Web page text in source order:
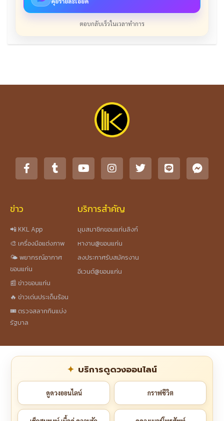
ตอบกลับเร็วในเวลาทำการ
ข่าว
📲 KKL App
🎨 เครื่องมือแต่งภาพ
🌤️ พยากรณ์อากาศ
ขอนแก่น
📰 ข่าวขอนแก่น
🔥 ข่าวเด่นประเด็นร้อน
🎟️ ตรวจสลากกินแบ่ง
รัฐบาล
บริการสำคัญ
มุมสมาชิกขอนแก่นลิงก์
หางาน@ขอนแก่น
ลงประกาศรับสมัครงาน
อีเวนต์@ขอนแก่น
บริการดูดวงออนไลน์
ดูดวงออนไลน์ กราฟชีวิต